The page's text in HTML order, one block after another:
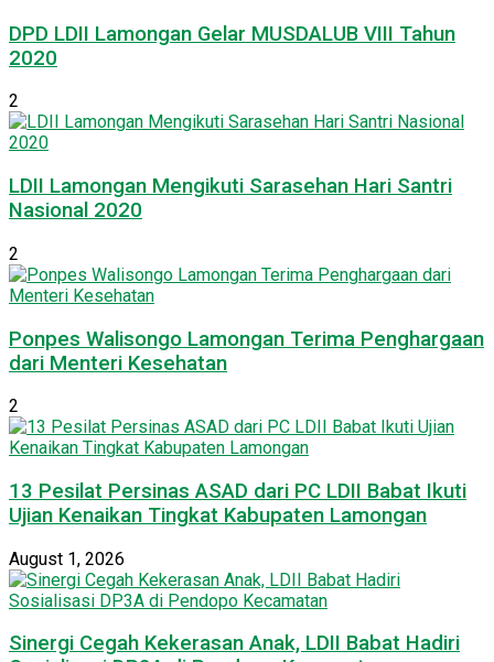
DPD LDII Lamongan Gelar MUSDALUB VIII Tahun
2020
2
LDII Lamongan Mengikuti Sarasehan Hari Santri
Nasional 2020
2
Ponpes Walisongo Lamongan Terima Penghargaan
dari Menteri Kesehatan
2
13 Pesilat Persinas ASAD dari PC LDII Babat Ikuti
Ujian Kenaikan Tingkat Kabupaten Lamongan
August 1, 2026
Sinergi Cegah Kekerasan Anak, LDII Babat Hadiri